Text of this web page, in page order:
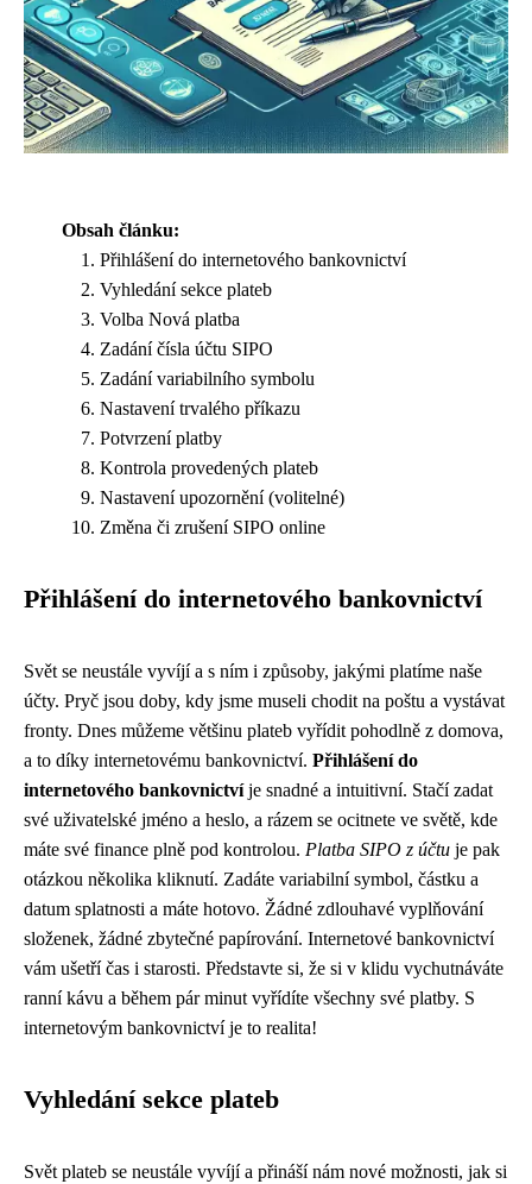
Obsah článku:
Přihlášení do internetového bankovnictví
Vyhledání sekce plateb
Volba Nová platba
Zadání čísla účtu SIPO
Zadání variabilního symbolu
Nastavení trvalého příkazu
Potvrzení platby
Kontrola provedených plateb
Nastavení upozornění (volitelné)
Změna či zrušení SIPO online
Přihlášení do internetového bankovnictví
Svět se neustále vyvíjí a s ním i způsoby, jakými platíme naše
účty. Pryč jsou doby, kdy jsme museli chodit na poštu a vystávat
fronty. Dnes můžeme většinu plateb vyřídit pohodlně z domova,
a to díky internetovému bankovnictví. Přihlášení do
internetového bankovnictvíje snadné a intuitivní. Stačí zadat
své uživatelské jméno a heslo, a rázem se ocitnete ve světě, kde
máte své finance plně pod kontrolou. Platba SIPO z účtu je pak
otázkou několika kliknutí. Zadáte variabilní symbol, částku a
datum splatnosti a máte hotovo. Žádné zdlouhavé vyplňování
složenek, žádné zbytečné papírování. Internetové bankovnictví
vám ušetří čas i starosti. Představte si, že si v klidu vychutnáváte
ranní kávu a během pár minut vyřídíte všechny své platby. S
internetovým bankovnictví je to realita!
Vyhledání sekce plateb
Svět plateb se neustále vyvíjí a přináší nám nové možnosti, jak si